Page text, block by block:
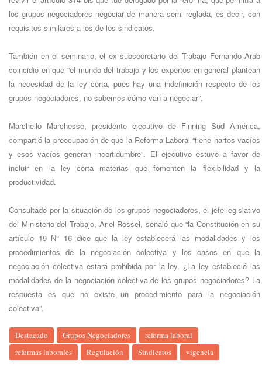
los grupos negociadores negociar de manera semi reglada, es decir, con
requisitos similares a los de los sindicatos.
También en el seminario, el ex subsecretario del Trabajo Fernando Arab
coincidió en que “el mundo del trabajo y los expertos en general plantean
la necesidad de la ley corta, pues hay una indefinición respecto de los
grupos negociadores, no sabemos cómo van a negociar”.
Marchello Marchesse, presidente ejecutivo de Finning Sud América,
compartió la preocupación de que la Reforma Laboral “tiene hartos vacíos
y esos vacíos generan incertidumbre”. El ejecutivo estuvo a favor de
incluir en la ley corta materias que fomenten la flexibilidad y la
productividad.
Consultado por la situación de los grupos negociadores, el jefe legislativo
del Ministerio del Trabajo, Ariel Rossel, señaló que “la Constitución en su
artículo 19 N° 16 dice que la ley establecerá las modalidades y los
procedimientos de la negociación colectiva y los casos en que la
negociación colectiva estará prohibida por la ley. ¿La ley estableció las
modalidades de la negociación colectiva de los grupos negociadores? La
respuesta es que no existe un procedimiento para la negociación
colectiva”.
Destacado Grupos Negociadores
reforma laboral
reformas laborales
Regulación Sindicatos vigencia